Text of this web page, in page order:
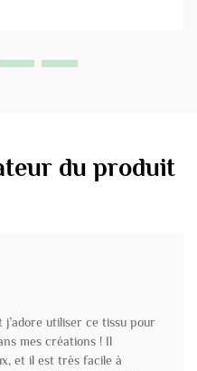
du produit
utiliser ce tissu pour
mes créations ! Il
et il est très facile à